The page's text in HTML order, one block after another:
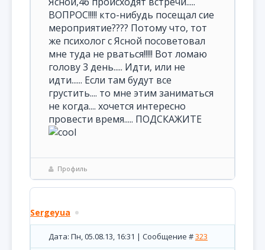
ВОПРОС!!!!! кто-нибудь посещал сие
мероприятие???? Потому что, тот
же психолог с Ясной посоветовал
мне туда не рваться!!!!! Вот ломаю
голову 3 день..... Идти, или не
идти...... Если там будут все
грустить.... то мне этим заниматься
не когда.... хочется интересно
провести время..... ПОДСКАЖИТЕ
Профиль
Sergeyua
Дата: Пн, 05.08.13, 16:31 | Сообщение #323